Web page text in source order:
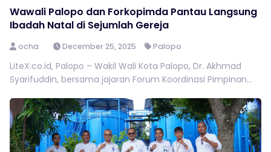
Wawali Palopo dan Forkopimda Pantau Langsung
Ibadah Natal di Sejumlah Gereja
ocha December 25, 2025 Palopo
LiteX.co.id, Palopo – Wakil Wali Kota Palopo, Dr. Akhmad
Syarifuddin, bersama jajaran Forum Koordinasi Pimpinan...